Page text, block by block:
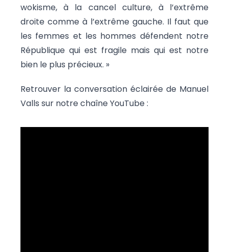
wokisme, à la cancel culture, à l’extrême
droite comme à l’extrême gauche. Il faut que
les femmes et les hommes défendent notre
République qui est fragile mais qui est notre
bien le plus précieux. »
Retrouver la conversation éclairée de Manuel
Valls sur notre chaîne YouTube :